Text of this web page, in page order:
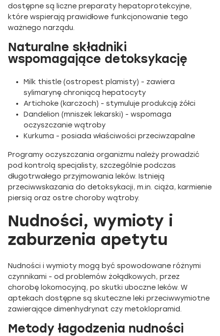
dostępne są liczne preparaty hepatoprotekcyjne,
które wspierają prawidłowe funkcjonowanie tego
ważnego narządu.
Naturalne składniki
wspomagające detoksykację
Milk thistle (ostropest plamisty) - zawiera
sylimarynę chroniącą hepatocyty
Artichoke (karczoch) - stymuluje produkcję żółci
Dandelion (mniszek lekarski) - wspomaga
oczyszczanie wątroby
Kurkuma - posiada właściwości przeciwzapalne
Programy oczyszczania organizmu należy prowadzić
pod kontrolą specjalisty, szczególnie podczas
długotrwałego przyjmowania leków. Istnieją
przeciwwskazania do detoksykacji, m.in. ciąża, karmienie
piersią oraz ostre choroby wątroby.
Nudności, wymioty i
zaburzenia apetytu
Nudności i wymioty mogą być spowodowane różnymi
czynnikami - od problemów żołądkowych, przez
chorobę lokomocyjną, po skutki uboczne leków. W
aptekach dostępne są skuteczne leki przeciwwymiotne
zawierające dimenhydrynat czy metoklopramid.
Metody łagodzenia nudności